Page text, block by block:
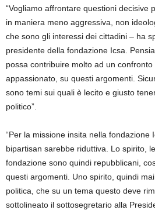
“Vogliamo affrontare questioni decisive
in maniera meno aggressiva, non
che sono gli interessi dei cittadini – ha
presidente della fondazione Icsa.
possa contribuire molto ad un
appassionato, su questi argomenti.
sono temi sui quali è lecito e giusto
politico”.
“Per la missione insita nella fondazione
bipartisan sarebbe riduttiva. Lo spirito,
fondazione sono quindi repubblicani,
questi argomenti. Uno spirito, quindi
politica, che su un tema questo deve
sottolineato il sottosegretario alla